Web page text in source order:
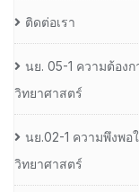
ติดต่อเรา
นย. 05-1 ความต้อง
วิทยาศาสตร์
นย.02-1 ความพึงพ
วิทยาศาสตร์